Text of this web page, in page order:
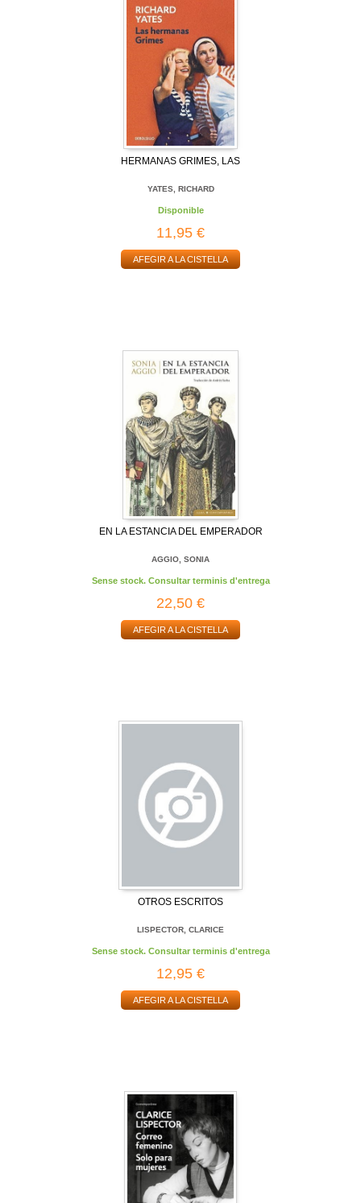
HERMANAS GRIMES, LAS
YATES, RICHARD
Disponible
11,95 €
AFEGIR A LA CISTELLA
EN LA ESTANCIA DEL EMPERADOR
AGGIO, SONIA
Sense stock. Consultar terminis d'entrega
22,50 €
AFEGIR A LA CISTELLA
OTROS ESCRITOS
LISPECTOR, CLARICE
Sense stock. Consultar terminis d'entrega
12,95 €
AFEGIR A LA CISTELLA